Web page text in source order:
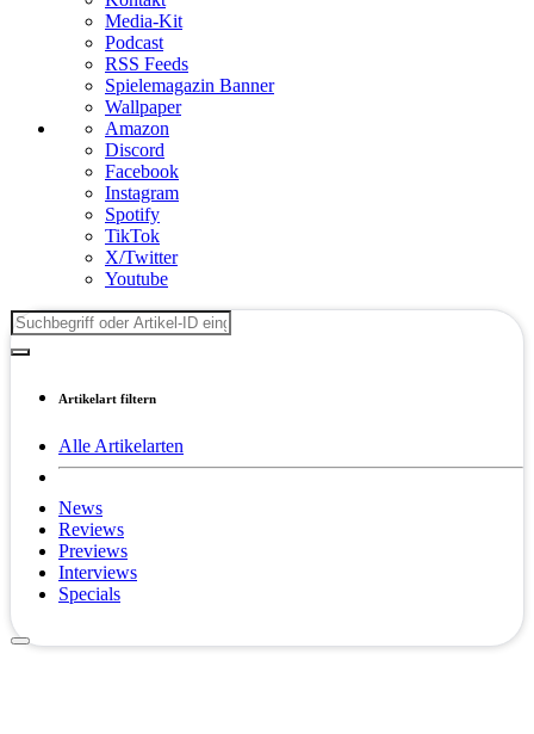
Media-Kit
Podcast
RSS Feeds
Spielemagazin Banner
Wallpaper
Amazon
Discord
Facebook
Instagram
Spotify
TikTok
X/Twitter
Youtube
Artikelart filtern
Alle Artikelarten
News
Reviews
Previews
Interviews
Specials